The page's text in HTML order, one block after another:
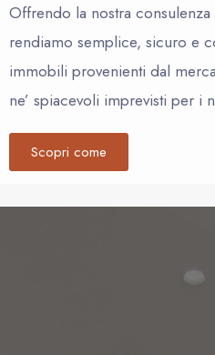
Offrendo la nostra
rendiamo semplice, sicuro e
immobili provenienti dal
ne’ spiacevoli imprevisti per i
Scopri come